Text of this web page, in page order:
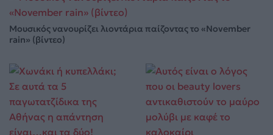
Μουσικός νανουρίζει λιοντάρια παίζοντας το «November
rain» (βίντεο)